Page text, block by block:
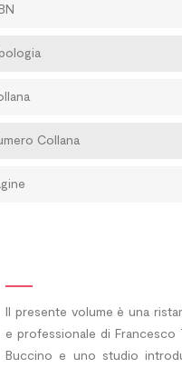
Collana
Il presente volume è una
e professionale di Francesco
Buccino e uno studio